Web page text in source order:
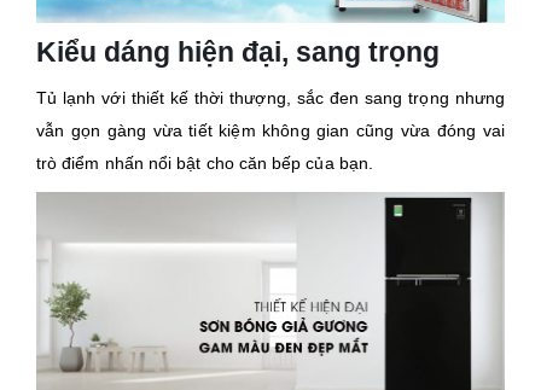
Kiểu dáng hiện đại, sang trọng
Tủ lạnh với thiết kế thời thượng, sắc đen sang trọng nhưng
vẫn gọn gàng vừa tiết kiệm không gian cũng vừa đóng vai
trò điểm nhấn nổi bật cho căn bếp của bạn.